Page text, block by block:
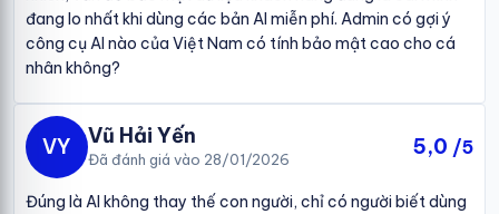
đang lo nhất khi dùng các bản AI miễn phí. Admin có gợi ý
công cụ AI nào của Việt Nam có tính bảo mật cao cho cá
nhân không?
VY Vũ Hải Yến
Đã đánh giá vào 28/01/2026 5,0 /5
Đúng là AI không thay thế con người, chỉ có người biết dùng